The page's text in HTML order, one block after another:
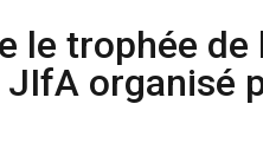
le trophée de
organisé